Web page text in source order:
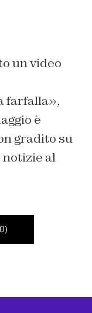
un video
farfalla»,
è
gradito su
notizie al